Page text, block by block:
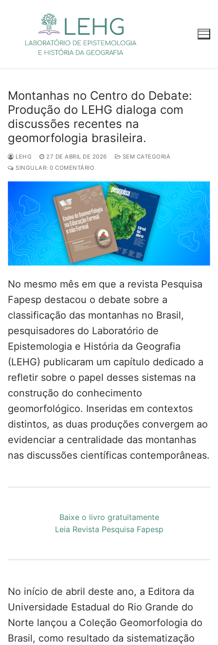
conteúdo
Montanhas no Centro do Debate:
Produção do LEHG dialoga com
discussões recentes na
geomorfologia brasileira.
LEHG 27 DE ABRIL DE 2026
SEM CATEGORIA
SINGULAR: 0 COMENTÁRIO
No mesmo mês em que a revista Pesquisa
Fapesp destacou o debate sobre a
classificação das montanhas no Brasil,
pesquisadores do Laboratório de
Epistemologia e História da Geografia
(LEHG) publicaram um capítulo dedicado a
refletir sobre o papel desses sistemas na
construção do conhecimento
geomorfológico. Inseridas em contextos
distintos, as duas produções convergem ao
evidenciar a centralidade das montanhas
nas discussões científicas contemporâneas.
Baixe o livro gratuitamente
Leia Revista Pesquisa Fapesp
No início de abril deste ano, a Editora da
Universidade Estadual do Rio Grande do
Norte lançou a Coleção Geomorfologia do
Brasil, como resultado da sistematização